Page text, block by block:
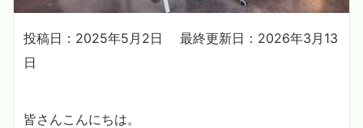
投稿日：2025年5月2日
最終更新日：2026年3月13
日
皆さんこんにちは。